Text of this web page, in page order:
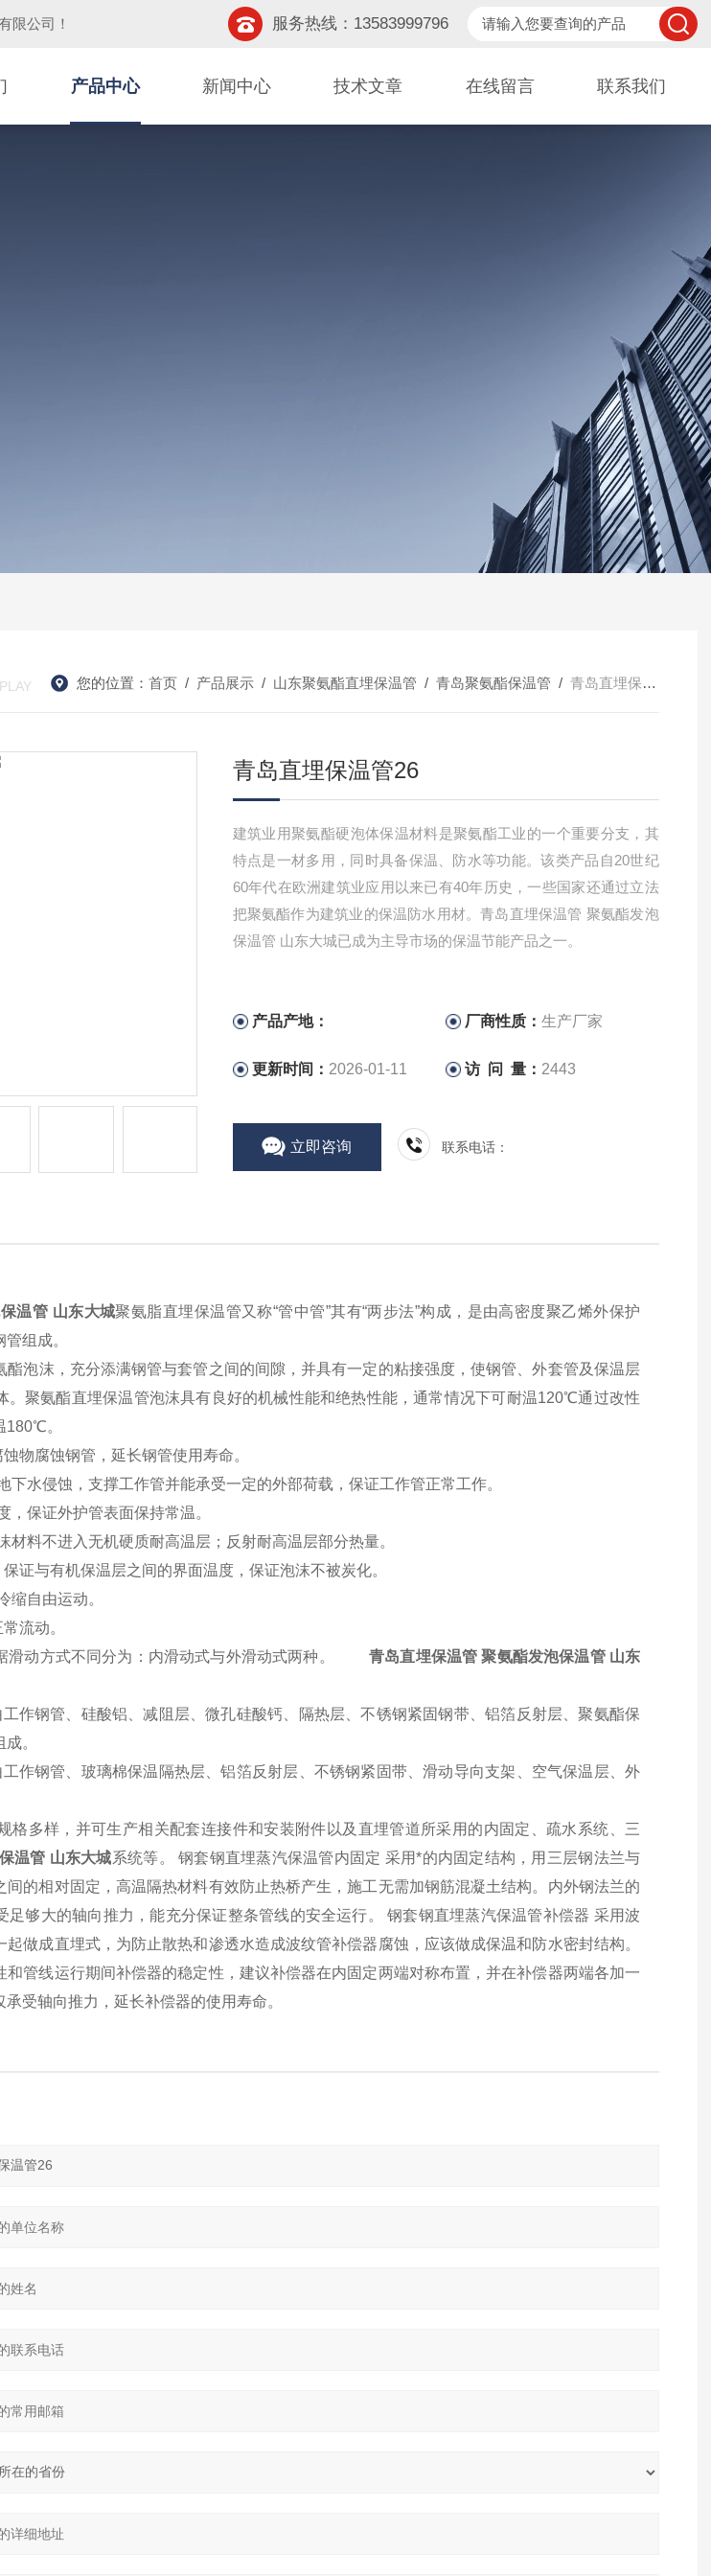
限公司 ！ 服务热线：13583999796
产品中心 新闻中心 技术文章 在线留言 联系我们
您的位置： 首页/ 产品展示/ 山东聚氨酯直埋保温管 / 青岛聚氨酯保温管 / 青岛直埋保温管26
青岛直埋保温管26
建筑业用聚氨酯硬泡体保温材料是聚氨酯工业的一个重要分支，其
特点是一材多用，同时具备保温、防水等功能。该类产品自20世纪
60年代在欧洲建筑业应用以来已有40年历史，一些国家还通过立法
把聚氨酯作为建筑业的保温防水用材。青岛直埋保温管 聚氨酯发泡
保温管 山东大城已成为主导市场的保温节能产品之一。
产品产地： 厂商性质：生产厂家
更新时间： 2026-01-11 访 问 量： 2443
立即咨询 联系电话：
温管 山东大城聚氨脂直埋保温管又称“管中管”其有“两步法”构成，是由高密度聚乙烯外保护
组成。
酯泡沫，充分添满钢管与套管之间的间隙，并具有一定的粘接强度，使钢管、外套管及保温层
。聚氨酯直埋保温管泡沫具有良好的机械性能和绝热性能，通常情况下可耐温120℃通过改性
180℃。
物腐蚀钢管，延长钢管使用寿命。
下水侵蚀，支撑工作管并能承受一定的外部荷载，保证工作管正常工作。
，保证外护管表面保持常温。
材料不进入无机硬质耐高温层；反射耐高温层部分热量。
证与有机保温层之间的界面温度，保证泡沫不被炭化。
缩自由运动。
流动。
动方式不同分为：内滑动式与外滑动式两种。
青岛直埋保温管 聚氨酯发泡保温管 山东
工作钢管、硅酸铝、减阻层、微孔硅酸钙、隔热层、不锈钢紧固钢带、铝箔反射层、聚氨酯保
。
工作钢管、玻璃棉保温隔热层、铝箔反射层、不锈钢紧固带、滑动导向支架、空气保温层、外
格多样，并可生产相关配套连接件和安装附件以及直埋管道所采用的内固定、疏水系统、三
温管 山东大城系统等。 钢套钢直埋蒸汽保温管内固定 采用*的内固定结构，用三层钢法兰与
间的相对固定，高温隔热材料有效防止热桥产生，施工无需加钢筋混凝土结构。内外钢法兰的
够大的轴向推力，能充分保证整条管线的安全运行。
钢套钢直埋蒸汽保温管补偿器 采用波
做成直埋式，为防止散热和渗透水造成波纹管补偿器腐蚀，应该做成保温和防水密封结构。
和管线运行期间补偿器的稳定性，建议补偿器在内固定两端对称布置，并在补偿器两端各加一
受轴向推力，延长补偿器的使用寿命。